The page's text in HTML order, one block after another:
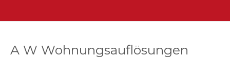
A W Wohnungsauflösungen